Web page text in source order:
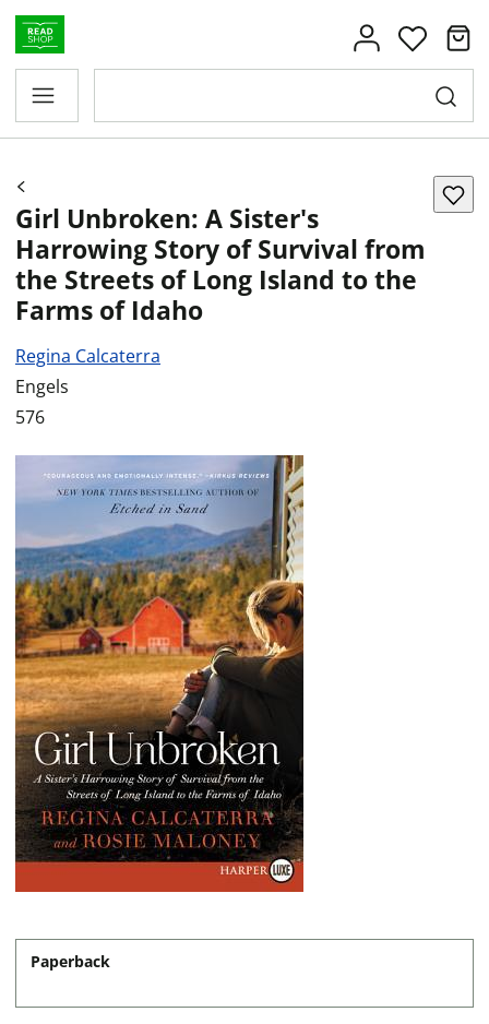
Girl Unbroken: A Sister's
Harrowing Story of Survival from
the Streets of Long Island to the
Farms of Idaho
Regina Calcaterra
Engels
576
Paperback